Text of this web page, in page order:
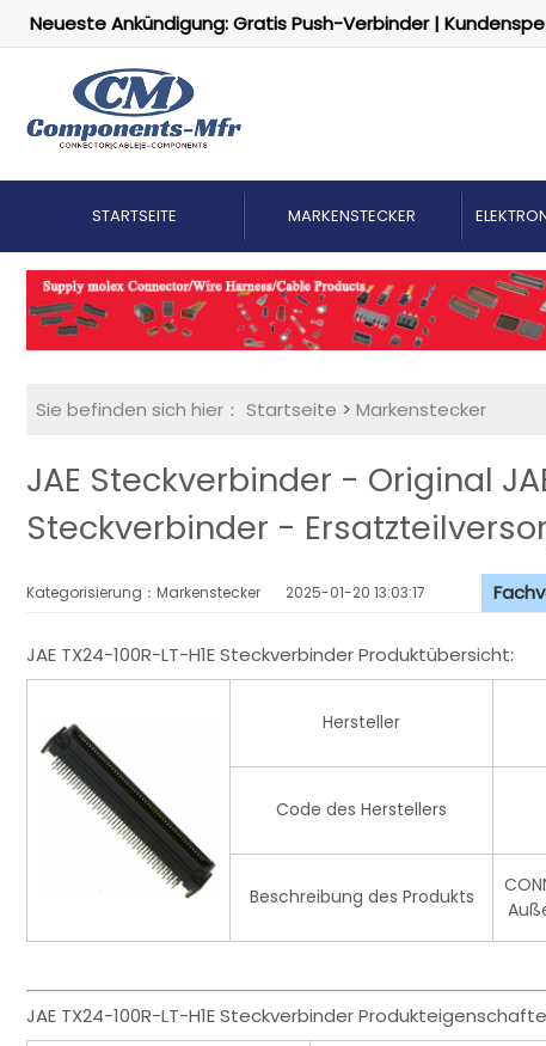
Neueste Ankündigung: Gratis Push-Verbinder |
STARTSEITE MARKENSTECKER
Sie befinden sich hier： Startseite > Markenstecker
JAE Steckverbinder - Original
Steckverbinder -
Kategorisierung：Markenstecker 2025-01-20 13:03:17
JAE TX24-100R-LT-H1E Steckverbinder Produktübersicht:
Hersteller
Code des Herstellers
Beschreibung des Produkts
JAE TX24-100R-LT-H1E Steckverbinder